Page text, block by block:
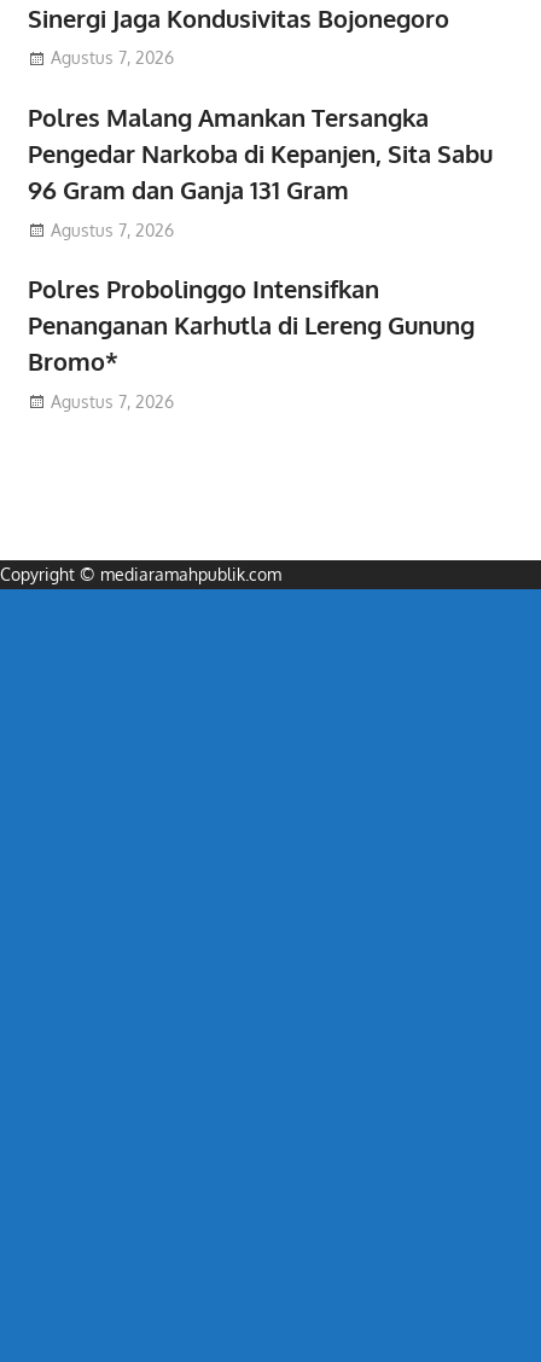
Sinergi Jaga Kondusivitas Bojonegoro
Agustus 7, 2026
Polres Malang Amankan Tersangka
Pengedar Narkoba di Kepanjen, Sita Sabu
96 Gram dan Ganja 131 Gram
Agustus 7, 2026
Polres Probolinggo Intensifkan
Penanganan Karhutla di Lereng Gunung
Bromo*
Agustus 7, 2026
Copyright © mediaramahpublik.com